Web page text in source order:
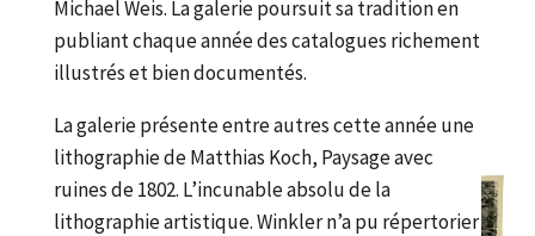
Michael Weis. La galerie poursuit sa tradition en
publiant chaque année des catalogues richement
illustrés et bien documentés.
La galerie présente entre autres cette année une
lithographie de Matthias Koch, Paysage avec
ruines de 1802. L’incunable absolu de la
lithographie artistique. Winkler n’a pu répertorier